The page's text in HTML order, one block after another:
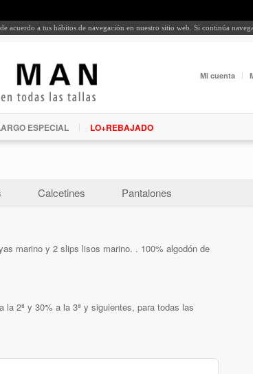
acuerdo a tus hábitos de navegación en nuestro sitio web. Si continúa
Mi cuenta
ESPECIAL LO+REBAJADO
Calcetines Pantalones
marino y 2 slips lisos marino. . 100% algodón de
la 2ª y 30% a la 3ª y siguientes, para todas las